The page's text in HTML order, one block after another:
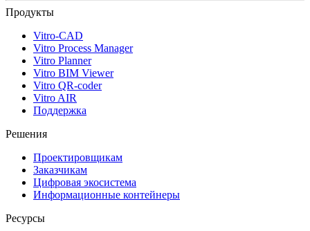
Продукты
Vitro-CAD
Vitro Process Manager
Vitro Planner
Vitro BIM Viewer
Vitro QR-coder
Vitro AIR
Поддержка
Решения
Проектировщикам
Заказчикам
Цифровая экосистема
Информационные контейнеры
Ресурсы